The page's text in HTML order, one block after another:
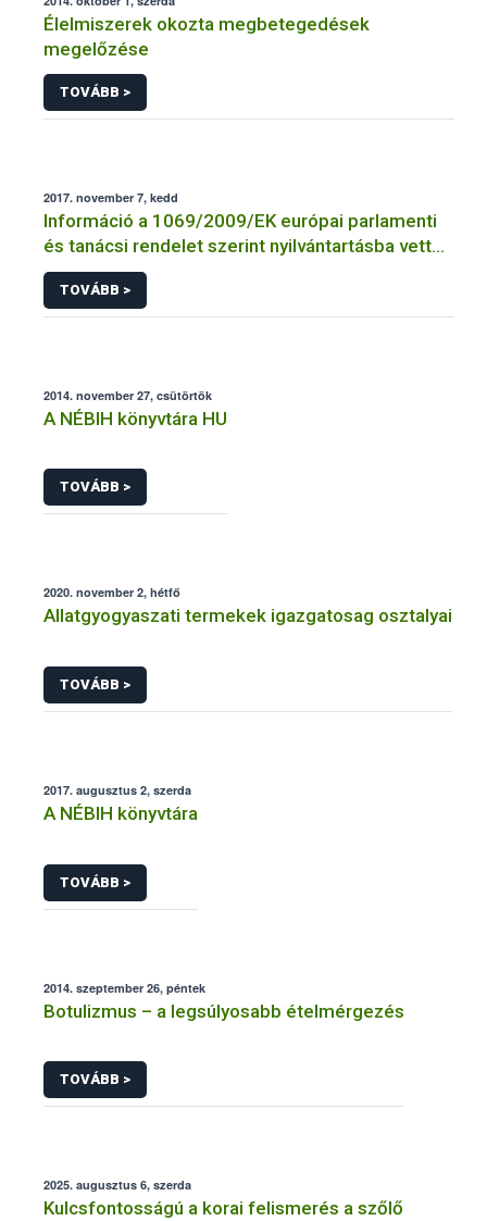
Élelmiszerek okozta megbetegedések
megelőzése
TOVÁBB >
2017. november 7, kedd
Információ a 1069/2009/EK európai parlamenti
és tanácsi rendelet szerint nyilvántartásba vett
vagy engedélyezett üzemek jegyzékéhez
TOVÁBB >
2014. november 27, csütörtök
A NÉBIH könyvtára HU
TOVÁBB >
2020. november 2, hétfő
Allatgyogyaszati termekek igazgatosag osztalyai
TOVÁBB >
2017. augusztus 2, szerda
A NÉBIH könyvtára
TOVÁBB >
2014. szeptember 26, péntek
Botulizmus – a legsúlyosabb ételmérgezés
TOVÁBB >
2025. augusztus 6, szerda
Kulcsfontosságú a korai felismerés a szőlő